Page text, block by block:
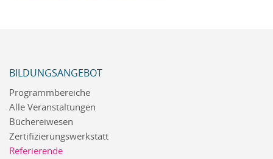
BILDUNGSANGEBOT
Programmbereiche
Alle Veranstaltungen
Büchereiwesen
Zertifizierungswerkstatt
Referierende